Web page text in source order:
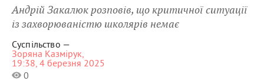
Андрій Закалюк розповів, що критичної ситуації
із захворюваністю школярів немає
Суспільство —
Зоряна Казмірук,
19:38, 4 березня 2025
0